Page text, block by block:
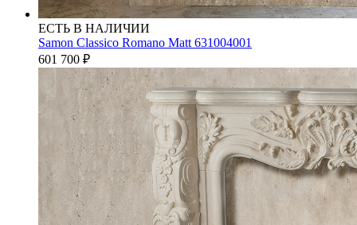
ЕСТЬ В НАЛИЧИИ
Samon Classico Romano Matt 631004001
601 700 ₽